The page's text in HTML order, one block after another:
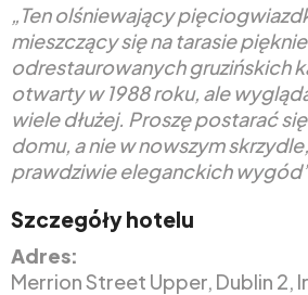
„Ten olśniewający
mieszczący się na tarasie pięknie
odrestaurowanych gruzińskich
otwarty w 1988 roku, ale
wiele dłużej. Proszę postarać
domu, a nie w nowszym
prawdziwie eleganckich
Szczegóły hotelu
Adres:
Merrion Street Upper, Dublin 2,